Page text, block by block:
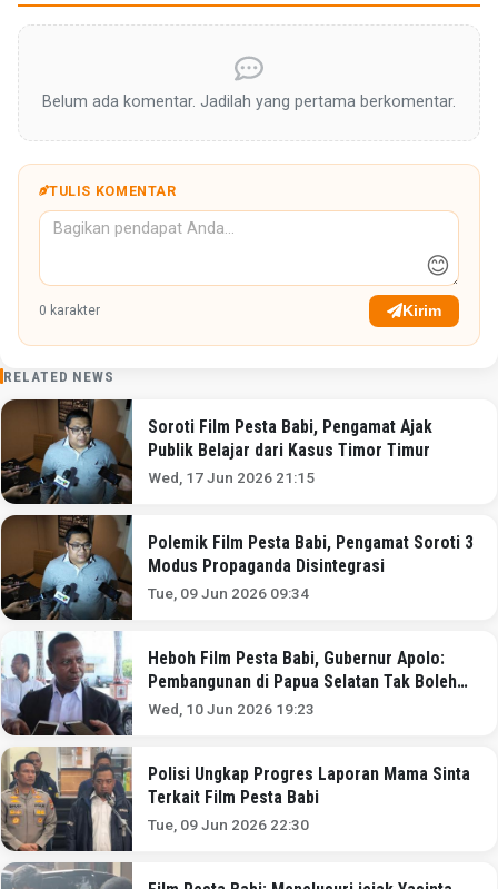
Belum ada komentar. Jadilah yang pertama berkomentar.
TULIS KOMENTAR
😊
0 karakter Kirim
RELATED NEWS
Soroti Film Pesta Babi, Pengamat Ajak
Publik Belajar dari Kasus Timor Timur
Wed, 17 Jun 2026 21:15
Polemik Film Pesta Babi, Pengamat Soroti 3
Modus Propaganda Disintegrasi
Tue, 09 Jun 2026 09:34
Heboh Film Pesta Babi, Gubernur Apolo:
Pembangunan di Papua Selatan Tak Boleh
Berhenti!
Wed, 10 Jun 2026 19:23
Polisi Ungkap Progres Laporan Mama Sinta
Terkait Film Pesta Babi
Tue, 09 Jun 2026 22:30